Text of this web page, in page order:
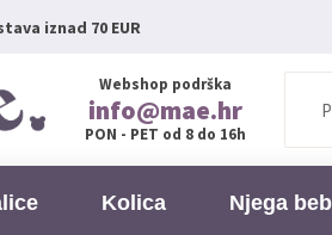
iznad 70 EUR
Webshop podrška
info@mae.hr
PON - PET od 8 do 16h
Kolica Njega